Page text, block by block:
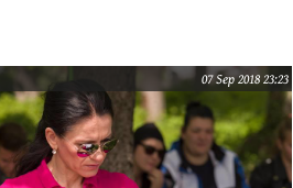
07 Sep 2018 23:23